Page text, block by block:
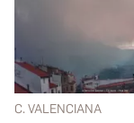
C. VALENCIANA